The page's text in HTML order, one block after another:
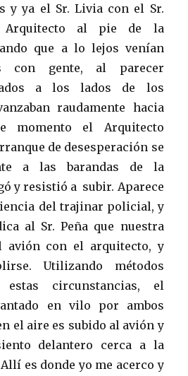
y ya el Sr. Livia con el Sr.
Arquitecto al pie de la
que a lo lejos venían
con gente, al parecer
a los lados de los
raudamente hacia
momento el Arquitecto
de desesperación se
a las barandas de la
y resistió a subir. Aparece
del trajinar policial, y
al Sr. Peña que nuestra
avión con el arquitecto, y
Utilizando métodos
estas circunstancias, el
en vilo por ambos
el aire es subido al avión y
delantero cerca a la
es donde yo me acerco y